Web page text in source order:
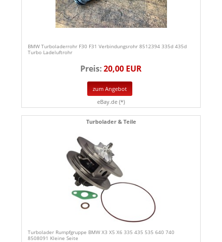
BMW Turboladerrohr F30 F31 Verbindungsrohr 8512394 335d 435d
Turbo Ladeluftrohr
Preis:20,00 EUR
zum Angebot
eBay.de (*)
Turbolader & Teile
Turbolader Rumpfgruppe BMW X3 X5 X6 335 435 535 640 740
8508091 Kleine Seite